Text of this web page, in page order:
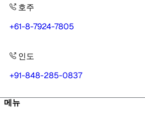
호주
+61-8-7924-7805
인도
+91-848-285-0837
메뉴